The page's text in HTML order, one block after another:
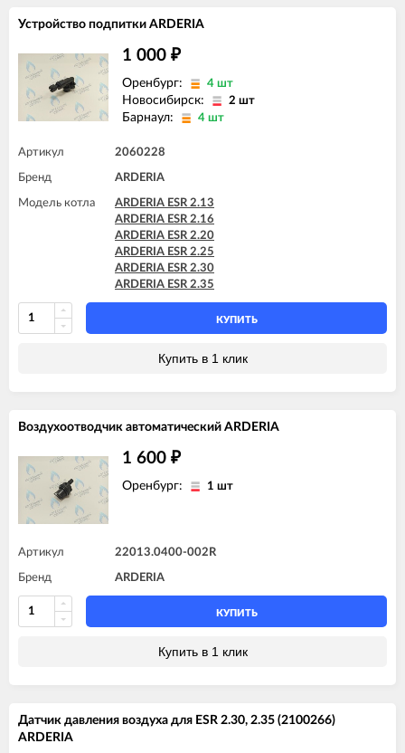
Устройство подпитки ARDERIA
1 000 ₽
Оренбург: 4 шт
Новосибирск: 2 шт
Барнаул: 4 шт
Артикул 2060228
Бренд ARDERIA
Модель котла
ARDERIA ESR 2.13
ARDERIA ESR 2.16
ARDERIA ESR 2.20
ARDERIA ESR 2.25
ARDERIA ESR 2.30
ARDERIA ESR 2.35
КУПИТЬ
Купить в 1 клик
Воздухоотводчик автоматический ARDERIA
1 600 ₽
Оренбург: 1 шт
Артикул 22013.0400-002R
Бренд ARDERIA
КУПИТЬ
Купить в 1 клик
Датчик давления воздуха для ESR 2.30, 2.35 (2100266)
ARDERIA